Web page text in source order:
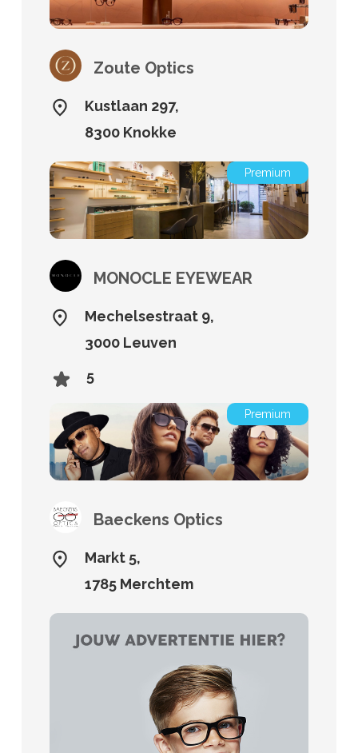
Zoute Optics
Kustlaan 297,
8300 Knokke
Premium
MONOCLE EYEWEAR
Mechelsestraat 9,
3000 Leuven
5
Premium
Baeckens Optics
Markt 5,
1785 Merchtem